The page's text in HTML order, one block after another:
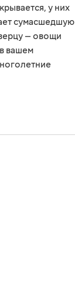
у них
сумасшедшую
— овощи
вашем